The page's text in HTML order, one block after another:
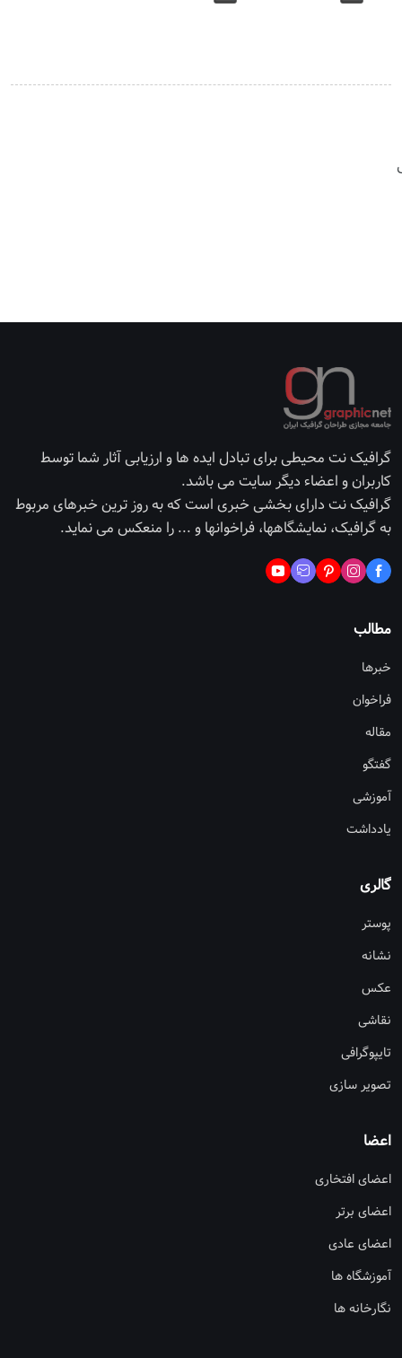
گرافیک نت محیطی برای تبادل ایده ها و ارزیابی آثار شما توسط
کاربران و اعضاء دیگر سایت می باشد.
گرافیک نت دارای بخشی خبری است که به روز ترین خبرهای مربوط
به گرافیک، نمایشگاهها، فراخوانها و ... را منعکس می نماید.
مطالب
خبرها
فراخوان
مقاله
گفتگو
آموزشی
یادداشت
گالری
پوستر
نشانه
عکس
نقاشی
تایپوگرافی
تصویر سازی
اعضا
اعضای افتخاری
اعضای برتر
اعضای عادی
آموزشگاه ها
نگارخانه ها